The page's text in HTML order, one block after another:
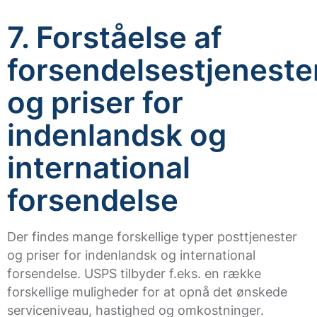
7. Forståelse af
og priser for
indenlandsk og
international
forsendelse
Der findes mange forskellige typer posttjenester
og priser for indenlandsk og international
forsendelse. USPS tilbyder f.eks. en række
forskellige muligheder for at opnå det ønskede
serviceniveau, hastighed og omkostninger.